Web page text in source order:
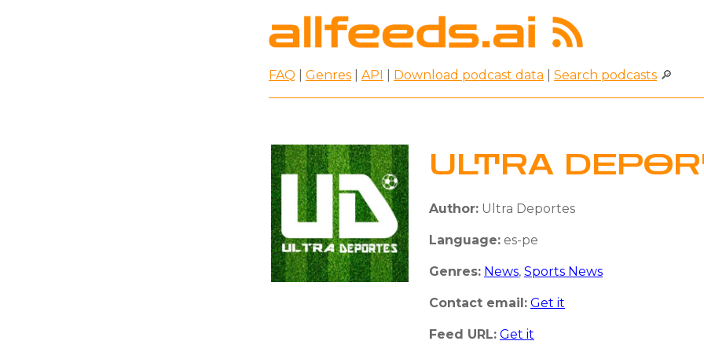
FAQ Genres API Download podcast data Search podcasts 🔎
ULTRA
Author: Ultra Deportes
Language: es-pe
Genres: News, Sports News
Contact email: Get it
Feed URL: Get it